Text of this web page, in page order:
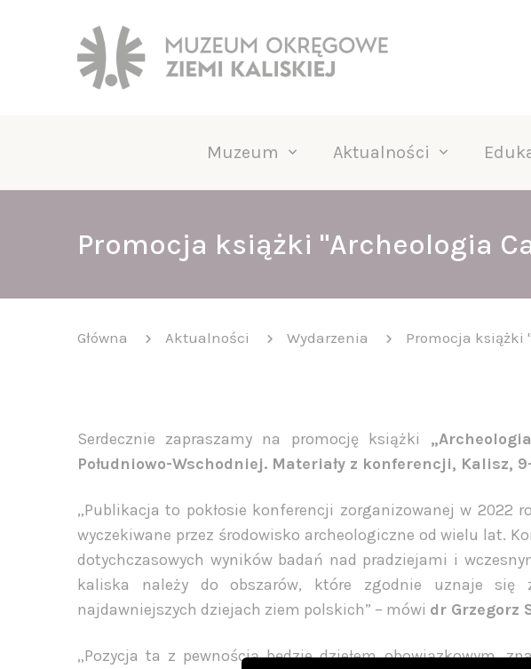
Muzeum Aktualności
Promocja książki "Archeologia
Główna Aktualności Wydarzenia Promocja książki
Serdecznie zapraszamy na promocję książki
Południowo-Wschodniej. Materiały z konferencji, Kalisz,
„Publikacja to pokłosie konferencji zorganizowanej w 2022
wyczekiwane przez środowisko archeologiczne od wielu lat.
dotychczasowych wyników badań nad pradziejami i
kaliska należy do obszarów, które zgodnie uznaje się
najdawniejszych dziejach ziem polskich” – mówi dr Grzegorz
„Pozycja ta z pewnością będzie dziełem obowiązkowym,